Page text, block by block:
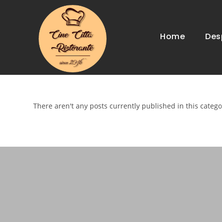
Home
There aren't any posts currently published in this